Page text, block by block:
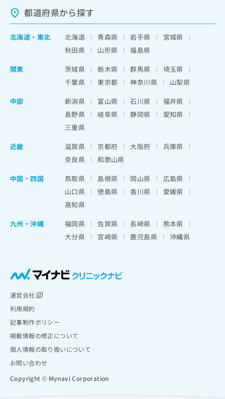
都道府県から探す
北海道 ・ 東北 北海道 青森県 岩手県
宮城県
秋田県
山形県
福島県
関東
茨城県 栃木県 群馬県
埼玉県
千葉県
東京都 神奈川県
山梨県
中部
新潟県 富山県 石川県
福井県
長野県
岐阜県 静岡県
愛知県
三重県
近畿
滋賀県 京都府 大阪府
兵庫県
奈良県
和歌山県
中国・四国
鳥取県 島根県 岡山県
広島県
山口県
徳島県 香川県
愛媛県
高知県
九州・沖縄
福岡県 佐賀県 長崎県
熊本県
大分県
宮崎県 鹿児島県 沖縄県
運営会社
利用規約
記事制作ポリシー
掲載情報の修正について
個人情報の取り扱いについて
お問い合わせ
Copyright © Mynavi Corporation